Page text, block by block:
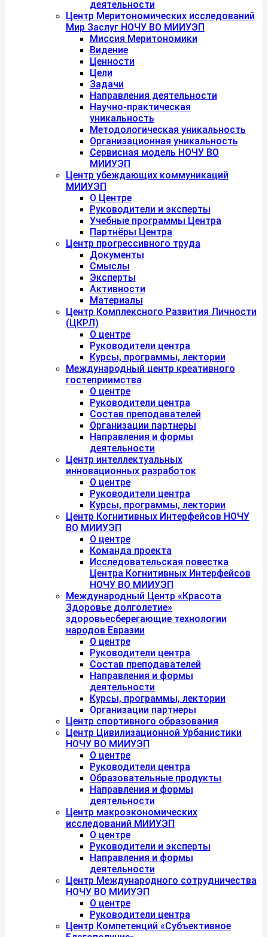
деятельности
Центр Меритономических исследований
Мир Заслуг НОЧУ ВО МИИУЭП
Миссия Меритономики
Видение
Ценности
Цели
Задачи
Направления деятельности
Научно-практическая
уникальность
Методологическая уникальность
Организационная уникальность
Сервисная модель НОЧУ ВО
МИИУЭП
Центр убеждающих коммуникаций
МИИУЭП
О Центре
Руководители и эксперты
Учебные программы Центра
Партнёры Центра
Центр прогрессивного труда
Документы
Смыслы
Эксперты
Активности
Материалы
Центр Комплексного Развития Личности
(ЦКРЛ)
О центре
Руководители центра
Курсы, программы, лектории
Международный центр креативного
гостеприимства
О центре
Руководители центра
Состав преподавателей
Организации партнеры
Направления и формы
деятельности
Центр интеллектуальных
инновационных разработок
О центре
Руководители центра
Курсы, программы, лектории
Центр Когнитивных Интерфейсов НОЧУ
ВО МИИУЭП
О центре
Команда проекта
Исследовательская повестка
Центра Когнитивных Интерфейсов
НОЧУ ВО МИИУЭП
Международный Центр «Красота
Здоровье долголетие»
здоровьесберегающие технологии
народов Евразии
О центре
Руководители центра
Состав преподавателей
Направления и формы
деятельности
Курсы, программы, лектории
Организации партнеры
Центр спортивного образования
Центр Цивилизационной Урбанистики
НОЧУ ВО МИИУЭП
О центре
Руководители центра
Образовательные продукты
Направления и формы
деятельности
Центр макроэкономических
исследований МИИУЭП
О центре
Руководители и эксперты
Направления и формы
деятельности
Центр Международного сотрудничества
НОЧУ ВО МИИУЭП
О центре
Руководители центра
Центр Компетенций «Субъективное